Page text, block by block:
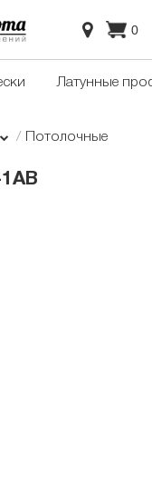
0
Латунные
Потолочные